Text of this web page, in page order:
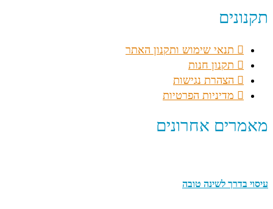
תקנונים
תנאי שימוש ותקנון האתר
תקנון חנות
הצהרת נגישות
מדיניות הפרטיות
מאמרים אחרונים
עיסוי בדרך לשינה טובה